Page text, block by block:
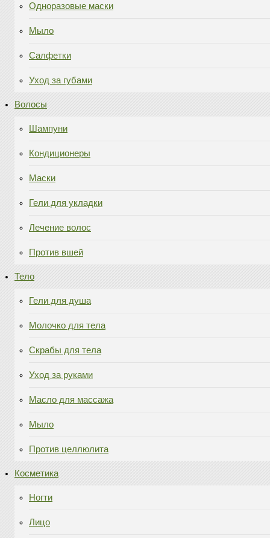
Одноразовые маски
Мыло
Салфетки
Уход за губами
Волосы
Шампуни
Кондиционеры
Маски
Гели для укладки
Лечение волос
Против вшей
Тело
Гели для душа
Молочко для тела
Скрабы для тела
Уход за руками
Масло для массажа
Мыло
Против целлюлита
Косметика
Ногти
Лицо